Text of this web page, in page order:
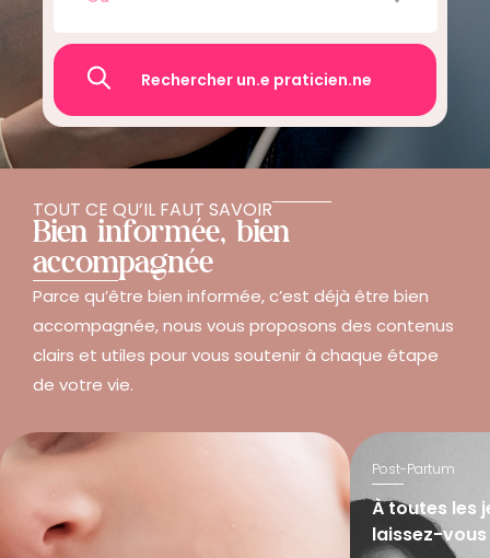
Recherche
TOUT CE QU’IL FAUT SAVOIR
Bien informée, bien
accompagnée
Parce qu’être bien informée, c’est déjà être bien
accompagnée, nous vous proposons des contenus
clairs et utiles pour vous soutenir à chaque étape
de votre vie.
Post-Partum
À toutes les
laissez-